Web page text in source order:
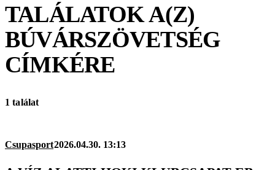
TALÁLATOK A(Z)
BÚVÁRSZÖVETSÉG
CÍMKÉRE
1 találat
Csupasport2026.04.30. 13:13